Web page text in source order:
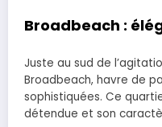
Broadbeach :
Juste au sud de
Broadbeach, havre de
sophistiquées. Ce
détendue et son